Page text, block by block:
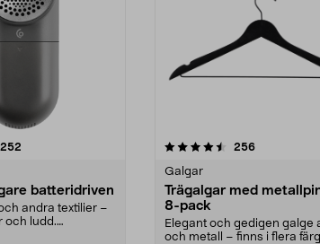
batteridriven
andra textilier –
och ludd.
5 stjärnor 256recensioner
Galgar
Trägalgar med
8-pack
Elegant och gedigen galge
och metall – finns i flera
4.0av 5 stjärnor